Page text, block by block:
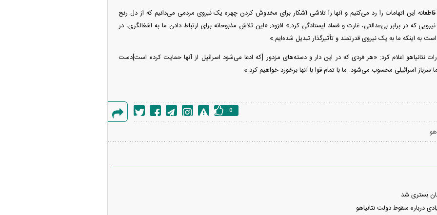
این اتهامات را رد می‌کنیم و آنها را تلاشی آشکار برای مخدوش کردن چهره یک نیروی مردمی می‌دانیم که از دل رنج
که در برابر بی‌عدالتی، غارت و فساد ایستادگی کرد.» افزود: «این تلاش مذبوحانه برای ارتباط دادن ما به اشغالگری، در
به اینکه ما به یک نیروی قدرتمند و تأثیرگذار تبدیل شده‌ایم.»
نتانیاهو اعلام کرد: «هر فردی که در این دار و دسته‌های مزدور [که ادعا می‌شود اسرائیل از آنها حمایت کرده است]دست
سرباز اسرائیلی محسوب می‌شود. ما با تمام قوا با آنها برخورد خواهیم کرد.»
گزارش
0
بستری شد
درباره سقوط دولت نتانیاهو